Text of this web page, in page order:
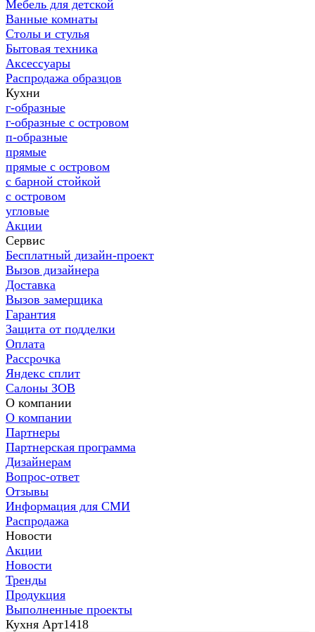
Мебель для детской
Ванные комнаты
Столы и стулья
Бытовая техника
Аксессуары
Распродажа образцов
Кухни
г-образные
г-образные с островом
п-образные
прямые
прямые с островом
с барной стойкой
с островом
угловые
Акции
Сервис
Бесплатный дизайн-проект
Вызов дизайнера
Доставка
Вызов замерщика
Гарантия
Защита от подделки
Оплата
Рассрочка
Яндекс сплит
Салоны ЗОВ
О компании
О компании
Партнеры
Партнерская программа
Дизайнерам
Вопрос-ответ
Отзывы
Информация для СМИ
Распродажа
Новости
Акции
Новости
Тренды
Продукция
Выполненные проекты
Кухня Арт1418